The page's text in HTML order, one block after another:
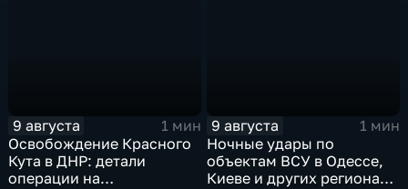
9 августа
1 мин
Освобождение Красного
Кута в ДНР: детали
операции на
9 августа
1 мин
Ночные удары по
объектам ВСУ в Одессе,
Киеве и других регионах